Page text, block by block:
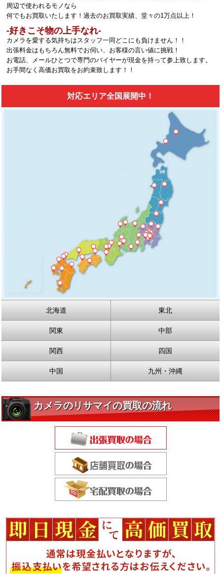
周辺で使われるモノなら
何でもお買取いたします！過去のお買取実績、堂々の1万点以上！
‐好きこそ物の上手なれ‐
カメラを愛する気持ちはスタッフ一同どこにも負けません！！
出張料金はもちろん無料でお伺い、お客様の言い値に挑戦！
お電話、メールひとつで専門のバイヤーが現金を持って参上致します。
お手間なく高価お買取をお約束致します！！
対応エリア全国展開中！
北海道 東北
関東 中部
関西 四国
中国 九州・沖縄